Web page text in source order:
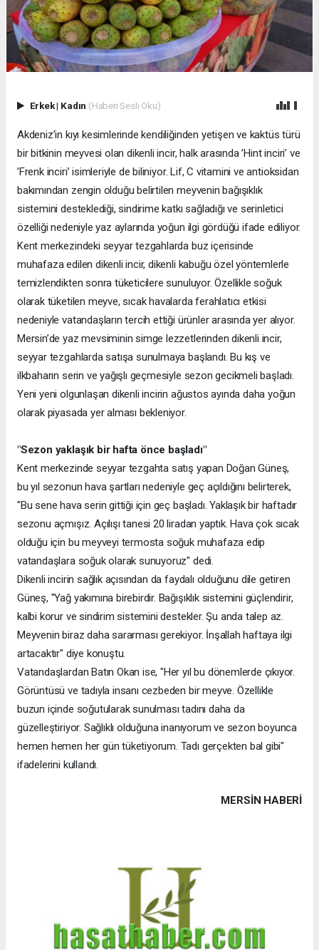
Erkek| Kadın (Haberi Sesli Oku)
Akdeniz’in kıyı kesimlerinde kendiliğinden yetişen ve kaktüs türü
bir bitkinin meyvesi olan dikenli incir, halk arasında ’Hint inciri’ ve
’Frenk inciri’ isimleriyle de biliniyor. Lif, C vitamini ve antioksidan
bakımından zengin olduğu belirtilen meyvenin bağışıklık
sistemini desteklediği, sindirime katkı sağladığı ve serinletici
özelliği nedeniyle yaz aylarında yoğun ilgi gördüğü ifade ediliyor.
Kent merkezindeki seyyar tezgahlarda buz içerisinde
muhafaza edilen dikenli incir, dikenli kabuğu özel yöntemlerle
temizlendikten sonra tüketicilere sunuluyor. Özellikle soğuk
olarak tüketilen meyve, sıcak havalarda ferahlatıcı etkisi
nedeniyle vatandaşların tercih ettiği ürünler arasında yer alıyor.
Mersin’de yaz mevsiminin simge lezzetlerinden dikenli incir,
seyyar tezgahlarda satışa sunulmaya başlandı. Bu kış ve
ilkbaharın serin ve yağışlı geçmesiyle sezon gecikmeli başladı.
Yeni yeni olgunlaşan dikenli incirin ağustos ayında daha yoğun
olarak piyasada yer alması bekleniyor.
"Sezon yaklaşık bir hafta önce başladı"
Kent merkezinde seyyar tezgahta satış yapan Doğan Güneş,
bu yıl sezonun hava şartları nedeniyle geç açıldığını belirterek,
"Bu sene hava serin gittiği için geç başladı. Yaklaşık bir haftadır
sezonu açmışız. Açılışı tanesi 20 liradan yaptık. Hava çok sıcak
olduğu için bu meyveyi termosta soğuk muhafaza edip
vatandaşlara soğuk olarak sunuyoruz" dedi.
Dikenli incirin sağlık açısından da faydalı olduğunu dile getiren
Güneş, "Yağ yakımına birebirdir. Bağışıklık sistemini güçlendirir,
kalbi korur ve sindirim sistemini destekler. Şu anda talep az.
Meyvenin biraz daha sararması gerekiyor. İnşallah haftaya ilgi
artacaktır" diye konuştu.
Vatandaşlardan Batın Okan ise, "Her yıl bu dönemlerde çıkıyor.
Görüntüsü ve tadıyla insanı cezbeden bir meyve. Özellikle
buzun içinde soğutularak sunulması tadını daha da
güzelleştiriyor. Sağlıklı olduğuna inanıyorum ve sezon boyunca
hemen hemen her gün tüketiyorum. Tadı gerçekten bal gibi"
ifadelerini kullandı.
MERSIN HABERİ